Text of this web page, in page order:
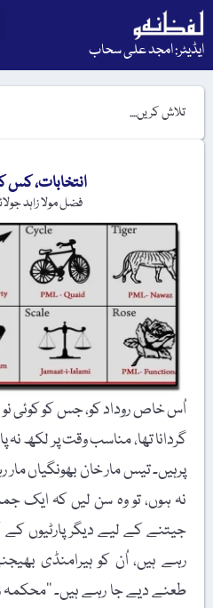
ایڈیٹر: امجد علی سحاب
انتخابات، کس
فضل مولا زاہدجولائی
اُس خاص روداد کو، جس کو کوئی نو
گردانا تھا، مناسب وقت پر لکھ نہ
پرہیں۔ تیس مار خان بھونگیاں
نہ ہوں، تو وہ سن لیں کہ ایک
جیتنے کے لیے دیگر پارٹیوں
رہے ہیں، اُن کو ہیرامنڈی
طعنے دیے جا رہے ہیں۔ ’’محکمہ